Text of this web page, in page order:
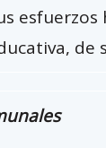
esfuerzos